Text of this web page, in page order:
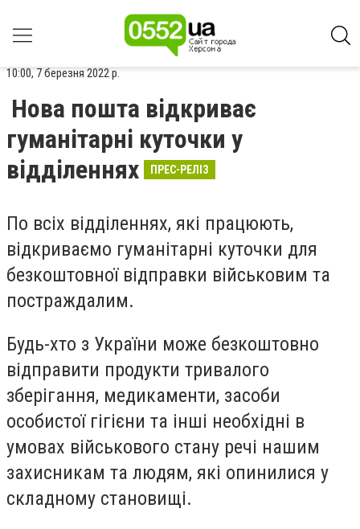
10:00, 7 березня 2022 р.
Нова пошта відкриває
гуманітарні куточки у
відділеннях
ПРЕС-РЕЛІЗ
По всіх відділеннях, які працюють,
відкриваємо гуманітарні куточки для
безкоштовної відправки військовим та
постраждалим.
Будь-хто з України може безкоштовно
відправити продукти тривалого
зберігання, медикаменти, засоби
особистої гігієни та інші необхідні в
умовах військового стану речі нашим
захисникам та людям, які опинилися у
складному становищі.